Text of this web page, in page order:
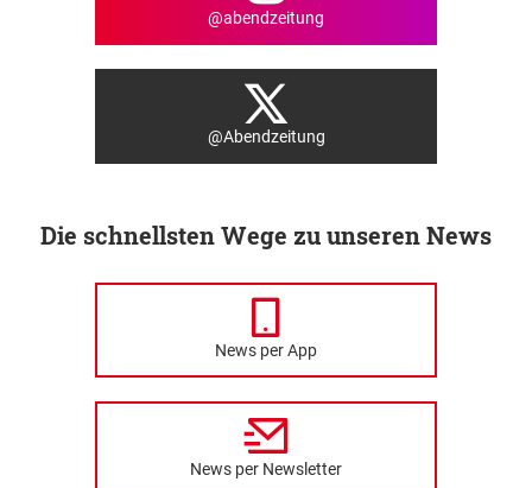
@abendzeitung
@Abendzeitung
Die schnellsten Wege zu unseren News
News per App
News per Newsletter